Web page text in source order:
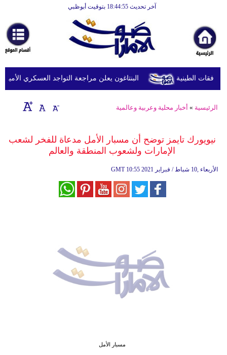
آخر تحديث 18:44:55 بتوقيت أبوظبي
أخبارعاجلة
رياضة
ثقافة
إقتصاد
وموسيقى
البنتاغون يعلن مراجعة التواجد العسكري الأميركي
الرئيسية » أخبار محلية وعربية وعالمية
نيويورك تايمز توضح أن مسبار الأمل مدعاة للفخر لشعب
الإمارات ولشعوب المنطقة والعالم
GMT 10:55 2021 الأربعاء ,10 شباط / فبراير
مسبار الأمل